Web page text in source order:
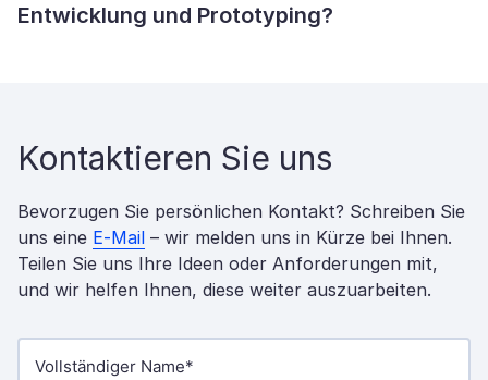
Entwicklung und Prototyping?
Kontaktieren Sie uns
Bevorzugen Sie persönlichen Kontakt? Schreiben Sie
uns eine E-Mail – wir melden uns in Kürze bei Ihnen.
Teilen Sie uns Ihre Ideen oder Anforderungen mit,
und wir helfen Ihnen, diese weiter auszuarbeiten.